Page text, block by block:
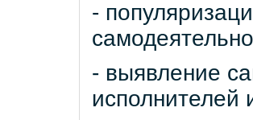
-
- выявление
исполнителей